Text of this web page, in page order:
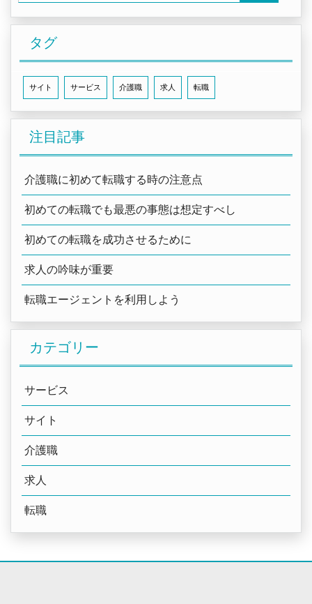
タグ
サイト サービス 介護職 求人 転職
注目記事
介護職に初めて転職する時の注意点
初めての転職でも最悪の事態は想定すべし
初めての転職を成功させるために
求人の吟味が重要
転職エージェントを利用しよう
カテゴリー
サービス
サイト
介護職
求人
転職